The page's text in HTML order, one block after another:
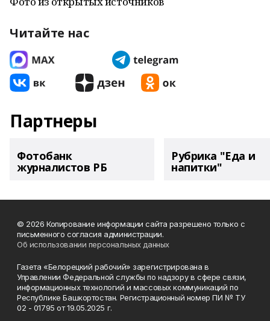
Читайте нас
Партнеры
Фотобанк
журналистов РБ
Рубрика "Еда и
напитки"
© 2026 Копирование информации сайта разрешено только с
письменного согласия администрации.
Об использовании персональных данных
Газета «Белорецкий рабочий» зарегистрирована в
Управлении Федеральной службы по надзору в сфере связи,
информационных технологий и массовых коммуникаций по
Республике Башкортостан. Регистрационный номер ПИ № ТУ
02 - 01795 от 19.05.2025 г.